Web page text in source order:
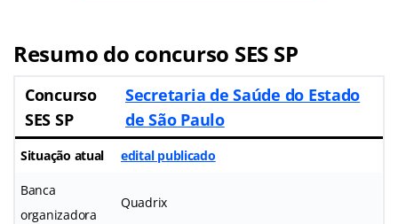
Resumo do concurso SES SP
Concurso
SES SP
Secretaria de Saúde do Estado
de São Paulo
Situação atual edital publicado
Banca
organizadora
Quadrix